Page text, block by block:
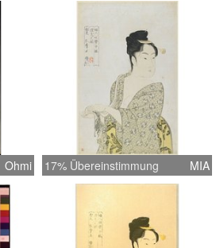
Ohmi 17% Übereinstimmung MIA